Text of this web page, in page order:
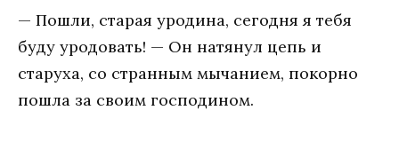
— Пошли, старая уродина, сегодня я тебя
буду уродовать! — Он натянул цепь и
старуха, со странным мычанием, покорно
пошла за своим господином.